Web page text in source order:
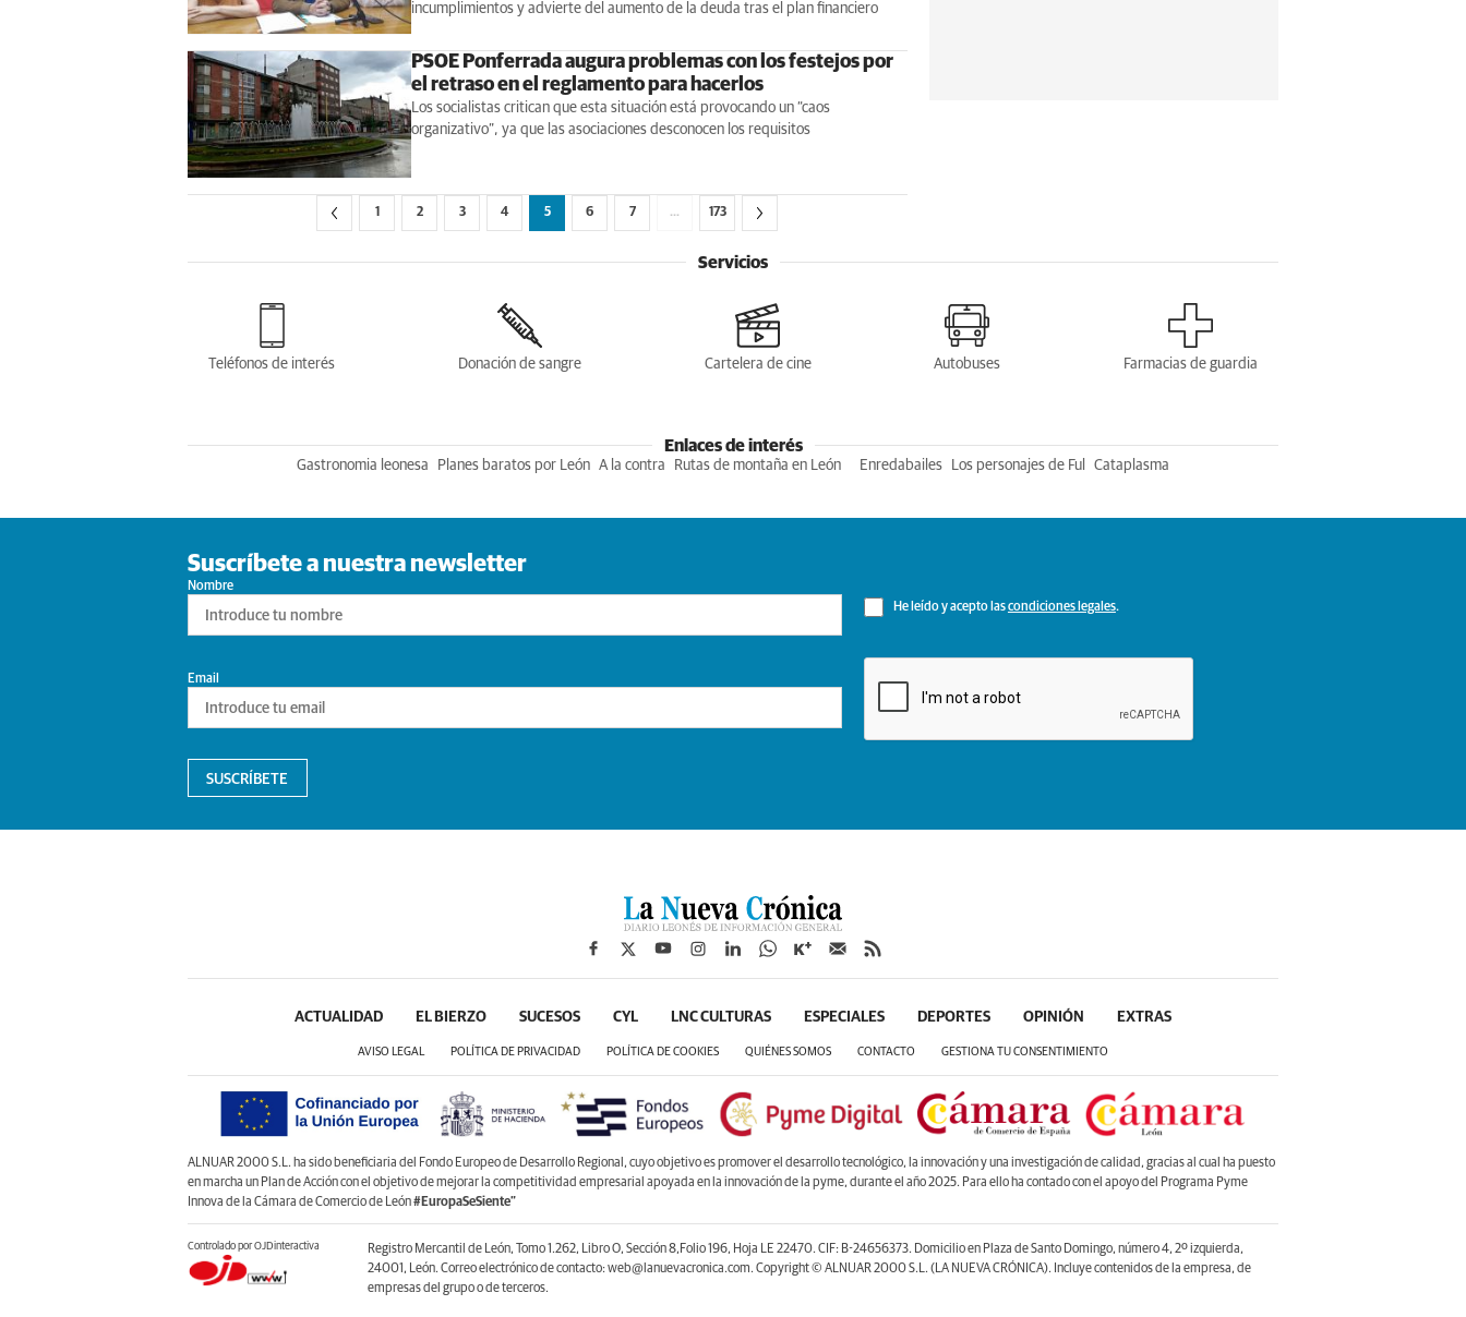
incumplimientos y advierte del aumento de la deuda tras el plan financiero
PSOE Ponferrada augura problemas con los festejos por
el retraso en el reglamento para hacerlos
Los socialistas critican que esta situación está provocando un “caos
organizativo”, ya que las asociaciones desconocen los requisitos
1 2 3 4 5 6 7 … 173
Servicios
Teléfonos de interés Donación de sangre Cartelera de cine Autobuses Farmacias de guardia
Enlaces de interés
Gastronomia leonesa Planes baratos por León A la contra Rutas de montaña en León Enredabailes Los personajes de Ful Cataplasma
Suscríbete a nuestra newsletter
Nombre
He leído y acepto lascondiciones legales.
Email
SUSCRÍBETE
ACTUALIDAD EL BIERZO SUCESOS CYL LNC CULTURAS ESPECIALES DEPORTES OPINIÓN EXTRAS
AVISO LEGAL POLÍTICA DE PRIVACIDAD POLÍTICA DE COOKIES QUIÉNES SOMOS CONTACTO GESTIONA TU CONSENTIMIENTO
ALNUAR 2000 S.L. ha sido beneficiaria del Fondo Europeo de Desarrollo Regional, cuyo objetivo es promover el desarrollo tecnológico, la innovación y una investigación de calidad, gracias al cual ha puesto
en marcha un Plan de Acción con el objetivo de mejorar la competitividad empresarial apoyada en la innovación de la pyme, durante el año 2025. Para ello ha contado con el apoyo del Programa Pyme
Innova de la Cámara de Comercio de León#EuropaSeSiente”
Controlado por OJDinteractiva
Registro Mercantil de León, Tomo 1.262, Libro O, Sección 8,Folio 196, Hoja LE 22470. CIF: B-24656373. Domicilio en Plaza de Santo Domingo, número 4, 2º izquierda,
24001, León. Correo electrónico de contacto: web@lanuevacronica.com. Copyright © ALNUAR 2000 S.L. (LA NUEVA CRÓNICA). Incluye contenidos de la empresa, de
empresas del grupo o de terceros.